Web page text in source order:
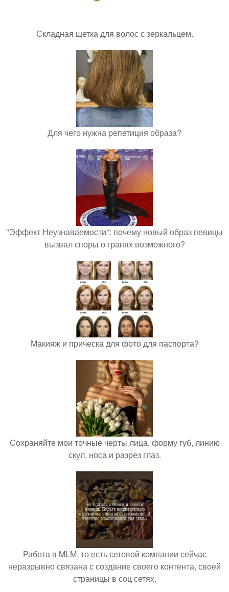
Складная щетка для волос с зеркальцем.
Для чего нужна репетиция образа?
"Эффект Неузнаваемости": почему новый образ певицы
вызвал споры о гранях возможного?
Макияж и прическа для фото для паспорта?
Сохраняйте мои точные черты лица, форму губ, линию
скул, носа и разрез глаз.
Работа в MLM, то есть сетевой компании сейчас
неразрывно связана с создание своего контента, своей
страницы в соц сетях.